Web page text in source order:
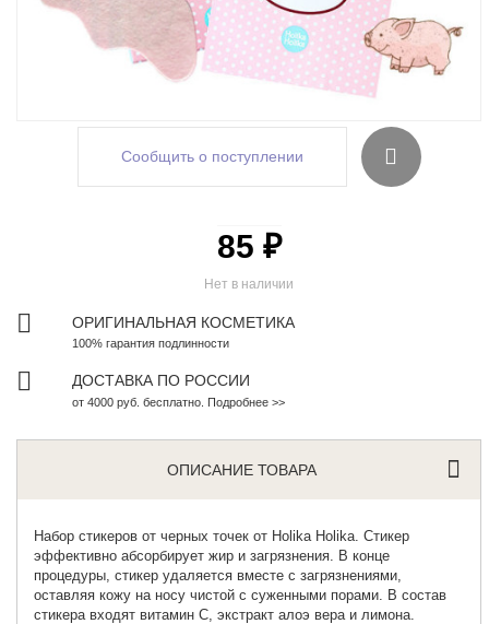
Сообщить о поступлении
Нет в наличии
85 ₽
ОРИГИНАЛЬНАЯ КОСМЕТИКА
100% гарантия подлинности
ДОСТАВКА ПО РОССИИ
от 4000 руб. бесплатно. Подробнее >>
ОПИСАНИЕ ТОВАРА
Набор стикеров от черных точек от Holika Holika . Стикер
эффективно абсорбирует жир и загрязнения. В конце
процедуры, стикер удаляется вместе с загрязнениями,
оставляя кожу на носу чистой с суженными порами. В состав
стикера входят витамин С, экстракт алоэ вера и лимона.